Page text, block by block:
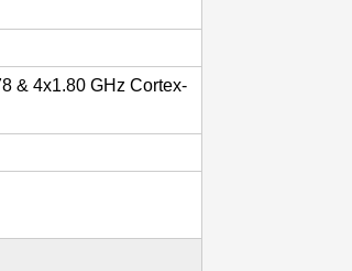
& 4x1.80 GHz Cortex-